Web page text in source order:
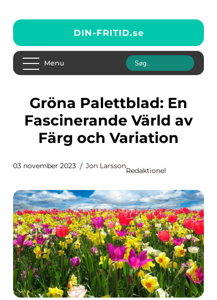
DIN-FRITID.se
Menu
Gröna Palettblad: En
Fascinerande Värld av
Färg och Variation
03 november 2023 Jon Larsson
Redaktionel